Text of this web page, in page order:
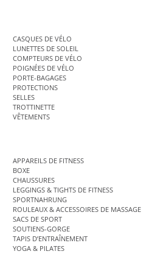
CASQUES DE VÉLO
LUNETTES DE SOLEIL
COMPTEURS DE VÉLO
POIGNÉES DE VÉLO
PORTE-BAGAGES
PROTECTIONS
SELLES
TROTTINETTE
VÊTEMENTS
APPAREILS DE FITNESS
BOXE
CHAUSSURES
LEGGINGS & TIGHTS DE FITNESS
SPORTNAHRUNG
ROULEAUX & ACCESSOIRES DE MASSAGE
SACS DE SPORT
SOUTIENS-GORGE
TAPIS D’ENTRAÎNEMENT
YOGA & PILATES